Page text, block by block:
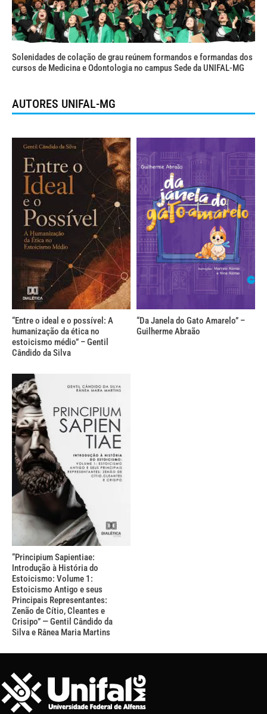
Solenidades de colação de grau reúnem formandos e formandas dos
cursos de Medicina e Odontologia no campus Sede da UNIFAL-MG
AUTORES UNIFAL-MG
“Entre o ideal e o possível: A
humanização da ética no
estoicismo médio” – Gentil
Cândido da Silva
“Da Janela do Gato Amarelo” –
Guilherme Abraão
“Principium Sapientiae:
Introdução à História do
Estoicismo: Volume 1:
Estoicismo Antigo e seus
Principais Representantes:
Zenão de Cítio, Cleantes e
Crisipo” — Gentil Cândido da
Silva e Rânea Maria Martins